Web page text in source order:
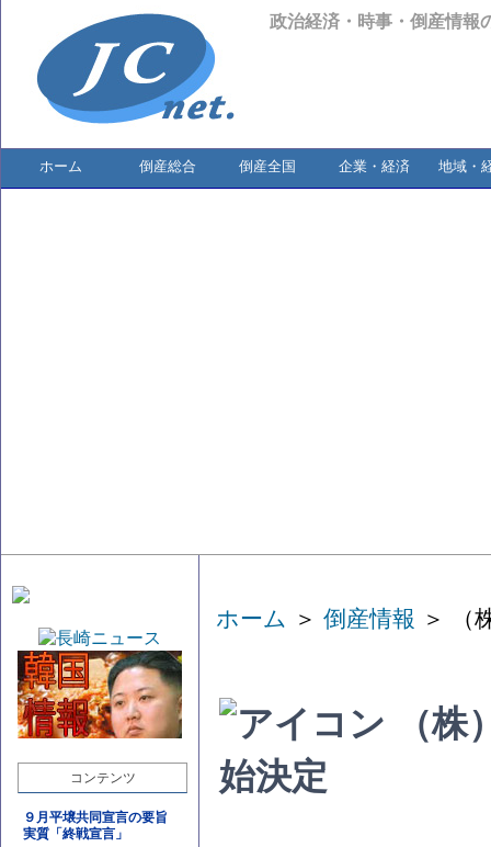
政治経済・時事・倒産情報
ホーム 倒産総合 倒産全国 企業・経済 地域・
コンテンツ
９月平壌共同宣言の要旨
実質「終戦宣言」
ホーム ＞ 倒産情報 ＞ （
（株
始決定